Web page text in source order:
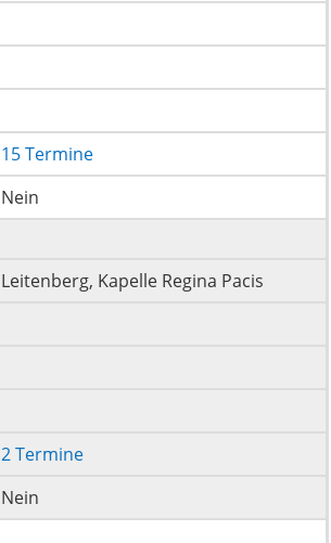
15 Termine
Nein
Leitenberg, Kapelle Regina Pacis
2 Termine
Nein